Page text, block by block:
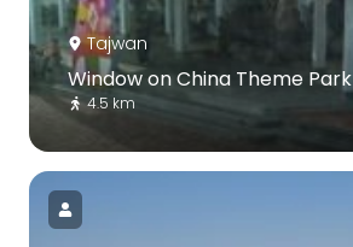
Tajwan
Window on China Theme Park
4.5 km